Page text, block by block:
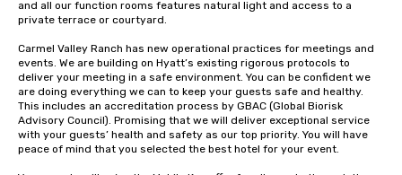
and all our function rooms features natural light and access to a
private terrace or courtyard.
Carmel Valley Ranch has new operational practices for meetings and
events. We are building on Hyatt’s existing rigorous protocols to
deliver your meeting in a safe environment. You can be confident we
are doing everything we can to keep your guests safe and healthy.
This includes an accreditation process by GBAC (Global Biorisk
Advisory Council). Promising that we will deliver exceptional service
with your guests’ health and safety as our top priority. You will have
peace of mind that you selected the best hotel for your event.